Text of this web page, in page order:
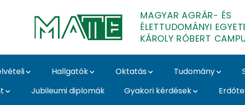
MAGYAR AGRÁR- ÉS
ÉLETTUDOMÁNYI
KÁROLY RÓBERT
Hallgatók Oktatás Tudomány
Jubileumi diplomák Gyakori kérdések